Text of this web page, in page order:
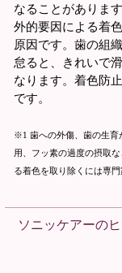
なることがあります
外的要因による着
原因です。歯の組
怠ると、きれいで
なります。着色防
です。
※1 歯への外傷、歯の生育
用、フッ素の過度の摂取
る着色を取り除くには専
ソニッケアーの